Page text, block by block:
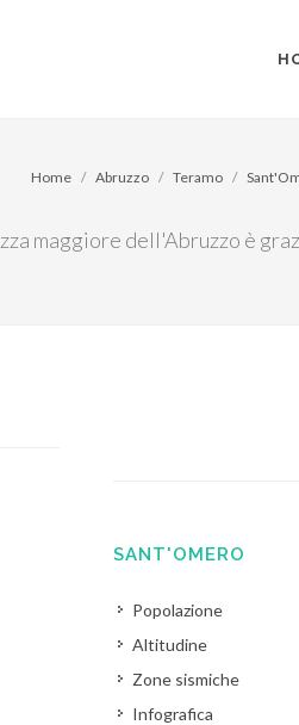
maggiore dell'Abruzzo è
Home Abruzzo Teramo
SANT'OMERO
Popolazione
Altitudine
Zone sismiche
Infografica